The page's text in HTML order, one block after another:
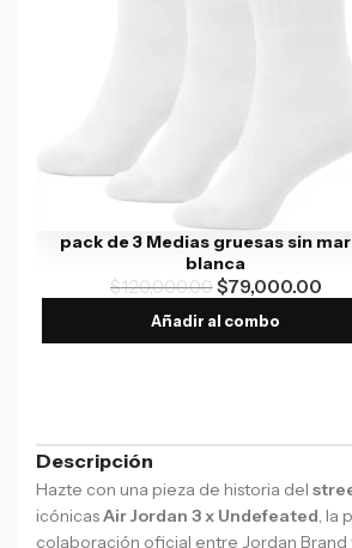
pack de 3 Medias gruesas sin
blanca
$120,000.00$79,000.00
Añadir al combo
Descripción
Hazte con una pieza de historia del
icónicasAir Jordan 3 x Undefeated, la
colaboración oficial entre Jordan Brand